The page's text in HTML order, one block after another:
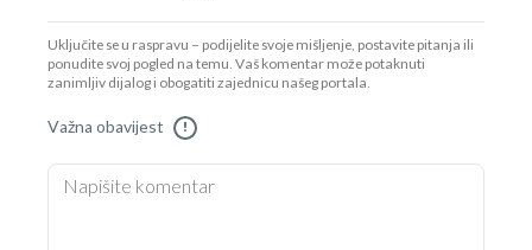
Uključite se u raspravu – podijelite svoje mišljenje, postavite pitanja ili
ponudite svoj pogled na temu. Vaš komentar može potaknuti
zanimljiv dijalog i obogatiti zajednicu našeg portala.
Važna obavijest !